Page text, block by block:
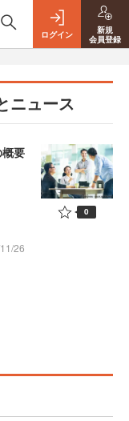
ログイン
新規
会員登録
ニュース
要
26
0